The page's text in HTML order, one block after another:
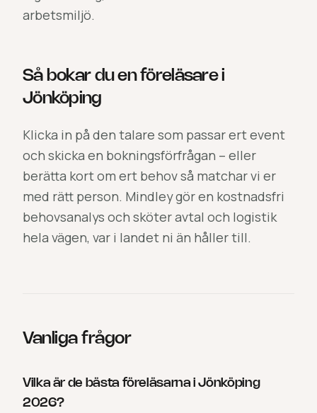
arbetsmiljö.
Så bokar du en föreläsare i
Jönköping
Klicka in på den talare som passar ert event
och skicka en bokningsförfrågan – eller
berätta kort om ert behov så matchar vi er
med rätt person. Mindley gör en kostnadsfri
behovsanalys och sköter avtal och logistik
hela vägen, var i landet ni än håller till.
Vanliga frågor
Vilka är de bästa föreläsarna i Jönköping
2026?